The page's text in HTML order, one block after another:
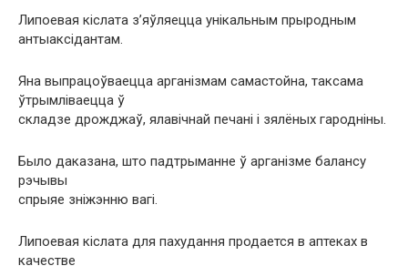
Липоевая кіслата з’яўляецца унікальным прыродным
антыаксідантам.
Яна выпрацоўваецца арганізмам самастойна, таксама
ўтрымліваецца ў
складзе дрожджаў, ялавічнай печані і зялёных гародніны.
Было даказана, што падтрыманне ў арганізме балансу
рэчывы
спрыяе зніжэнню вагі.
Липоевая кіслата для пахудання продается в аптеках в
качестве